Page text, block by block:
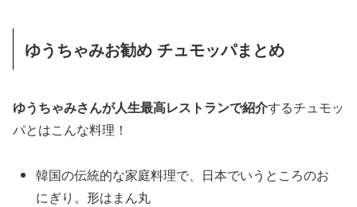
ゆうちゃみお勧め チュモッパまとめ
ゆうちゃみさんが人生最高レストランで紹介するチュモッ
パとはこんな料理！
韓国の伝統的な家庭料理で、日本でいうところのお
にぎり。形はまん丸